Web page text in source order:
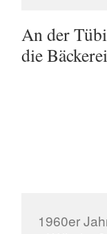
An der
die Bäckerei
1960er